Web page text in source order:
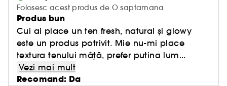
Folosesc acest produs de O saptamana
Produs bun
Cui ai place un ten fresh, natural și glowy
este un produs potrivit. Mie nu-mi place
textura tenului mâță, prefer putina lum...
Vezi mai mult
Recomand: Da